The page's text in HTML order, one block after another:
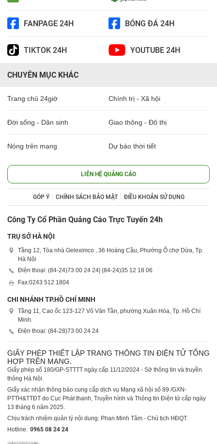
FANPAGE 24H BÓNG ĐÁ 24H
TIKTOK 24H YOUTUBE 24H
CHUYÊN MỤC KHÁC
Trang chủ 24giờ Chính trị - Xã hội
Đời sống - Dân sinh Giao thông - Đô thị
Nóng trên mạng Dự báo thời tiết
LIÊN HỆ QUẢNG CÁO
GÓP Ý CHÍNH SÁCH BẢO MẬT ĐIỀU KHOẢN SỬ DỤNG
Công Ty Cổ Phần Quảng Cáo Trực Tuyến 24h
TRỤ SỞ HÀ NỘI
Tầng 12, Tòa nhà Geleximco , 36 Hoàng Cầu, Phường Ô chợ Dừa, Tp.
Hà Nội
Điện thoại: (84-24)73 00 24 24 | (84-24)35 12 18 06
Fax:0243 512 1804
CHI NHÁNH TP.HỒ CHÍ MINH
Tầng 11, Cao ốc 123-127 Võ Văn Tần, phường Xuân Hòa, Tp. Hồ Chí
Minh.
Điện thoại: (84-28)73 00 24 24
GIẤY PHÉP THIẾT LẬP TRANG THÔNG TIN ĐIỆN TỬ TỔNG
HỢP TRÊN MẠNG.
Giấy phép số 180/GP-STTTT ngày cấp 11/12/2024 - Sở thông tin và truyền
thông Hà Nội.
Giấy xác nhận thông báo cung cấp dịch vụ Mạng xã hội số 89 /GXN-
PTTH&TTĐT do Cục Phát thanh, Truyền hình và Thông tin Điện tử cấp ngày
13 tháng 6 năm 2025.
Chịu trách nhiệm quản lý nội dung: Phan Minh Tâm - Chủ tịch HĐQT.
Hotline: 0965 08 24 24